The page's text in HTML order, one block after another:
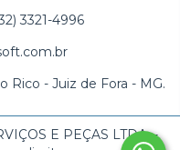
3321-4996
Rico - Juiz de Fora - MG.
E PEÇAS LTDA. -